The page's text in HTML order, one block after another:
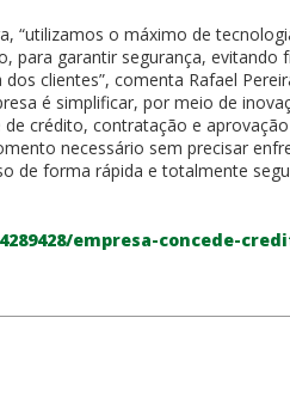
“utilizamos o máximo de
para garantir segurança, evitando
clientes”, comenta Rafael
é simplificar, por meio de
crédito, contratação e
necessário sem precisar
de forma rápida e totalmente
empresa-concede-